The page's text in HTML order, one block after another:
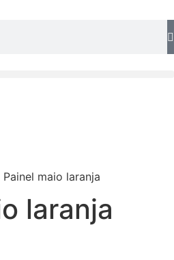
Painel maio laranja
laranja